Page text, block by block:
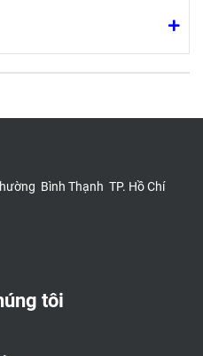
Bình Thạnh TP. Hồ Chí
tôi